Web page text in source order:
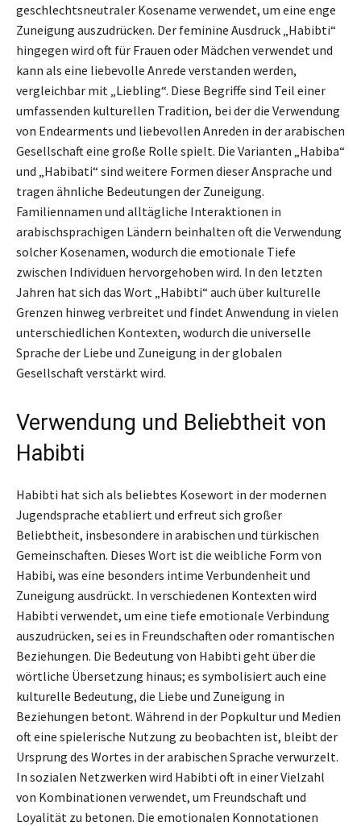
geschlechtsneutraler Kosename verwendet, um eine enge
Zuneigung auszudrücken. Der feminine Ausdruck „Habibti“
hingegen wird oft für Frauen oder Mädchen verwendet und
kann als eine liebevolle Anrede verstanden werden,
vergleichbar mit „Liebling“. Diese Begriffe sind Teil einer
umfassenden kulturellen Tradition, bei der die Verwendung
von Endearments und liebevollen Anreden in der arabischen
Gesellschaft eine große Rolle spielt. Die Varianten „Habiba“
und „Habibati“ sind weitere Formen dieser Ansprache und
tragen ähnliche Bedeutungen der Zuneigung.
Familiennamen und alltägliche Interaktionen in
arabischsprachigen Ländern beinhalten oft die Verwendung
solcher Kosenamen, wodurch die emotionale Tiefe
zwischen Individuen hervorgehoben wird. In den letzten
Jahren hat sich das Wort „Habibti“ auch über kulturelle
Grenzen hinweg verbreitet und findet Anwendung in vielen
unterschiedlichen Kontexten, wodurch die universelle
Sprache der Liebe und Zuneigung in der globalen
Gesellschaft verstärkt wird.
Verwendung und Beliebtheit von
Habibti
Habibti hat sich als beliebtes Kosewort in der modernen
Jugendsprache etabliert und erfreut sich großer
Beliebtheit, insbesondere in arabischen und türkischen
Gemeinschaften. Dieses Wort ist die weibliche Form von
Habibi, was eine besonders intime Verbundenheit und
Zuneigung ausdrückt. In verschiedenen Kontexten wird
Habibti verwendet, um eine tiefe emotionale Verbindung
auszudrücken, sei es in Freundschaften oder romantischen
Beziehungen. Die Bedeutung von Habibti geht über die
wörtliche Übersetzung hinaus; es symbolisiert auch eine
kulturelle Bedeutung, die Liebe und Zuneigung in
Beziehungen betont. Während in der Popkultur und Medien
oft eine spielerische Nutzung zu beobachten ist, bleibt der
Ursprung des Wortes in der arabischen Sprache verwurzelt.
In sozialen Netzwerken wird Habibti oft in einer Vielzahl
von Kombinationen verwendet, um Freundschaft und
Loyalität zu betonen. Die emotionalen Konnotationen